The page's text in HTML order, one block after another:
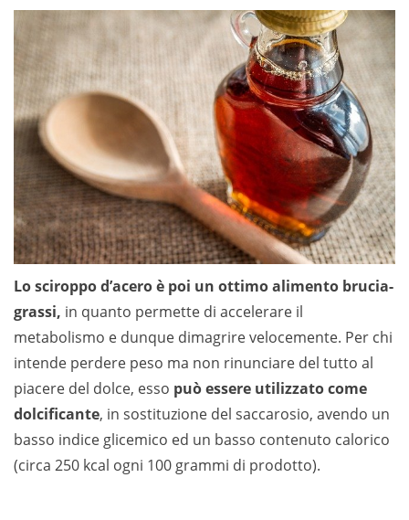
Lo sciroppo d’acero è poi un ottimo alimento brucia-
grassi, in quanto permette di accelerare il
metabolismo e dunque dimagrire velocemente. Per chi
intende perdere peso ma non rinunciare del tutto al
piacere del dolce, esso può essere utilizzato come
dolcificante, in sostituzione del saccarosio, avendo un
basso indice glicemico ed un basso contenuto calorico
(circa 250 kcal ogni 100 grammi di prodotto).